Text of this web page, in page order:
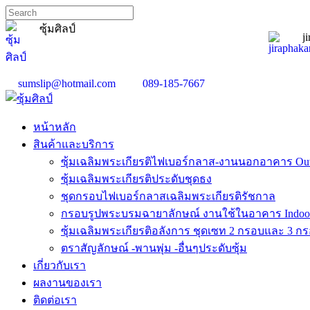
ซุ้มศิลป์
sumslip@hotmail.com 089-185-7667
หน้าหลัก
สินค้าและบริการ
ซุ้มเฉลิมพระเกียรติไฟเบอร์กลาส-งานนอกอาคาร
ซุ้มเฉลิมพระเกียรติประดับชุดธง
ชุดกรอบไฟเบอร์กลาสเฉลิมพระเกียรติรัชกาล
กรอบรูปพระบรมฉายาลักษณ์ งานใช้ในอาคาร
ซุ้มเฉลิมพระเกียรติอลังการ ชุดเซท 2 กรอบและ 3 ก
ตราสัญลักษณ์ -พานพุ่ม -อื่นๆประดับซุ้ม
เกี่ยวกับเรา
ผลงานของเรา
ติดต่อเรา